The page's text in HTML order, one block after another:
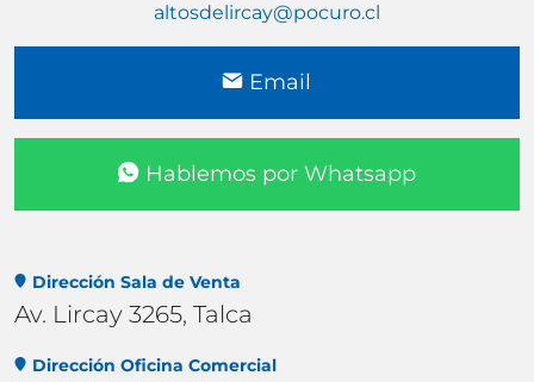
Dirección Sala de Venta
Av. Lircay 3265, Talca
Dirección Oficina Comercial
altosdelircay@pocuro.cl
Email
Hablemos por Whatsapp